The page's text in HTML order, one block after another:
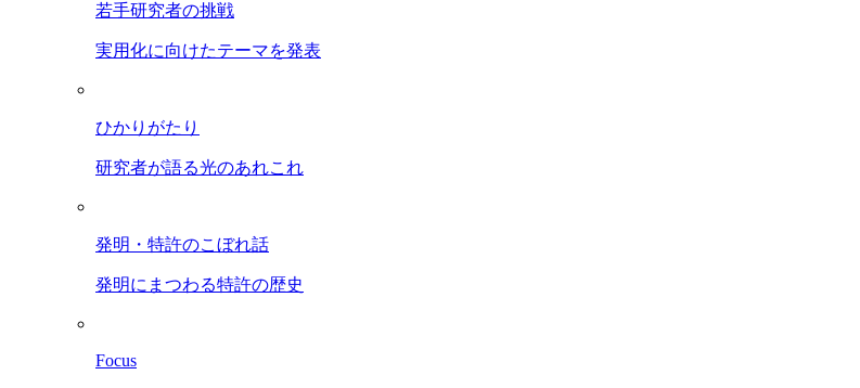
若手研究者の挑戦
実用化に向けたテーマを発表
ひかりがたり
研究者が語る光のあれこれ
発明・特許のこぼれ話
発明にまつわる特許の歴史
Focus